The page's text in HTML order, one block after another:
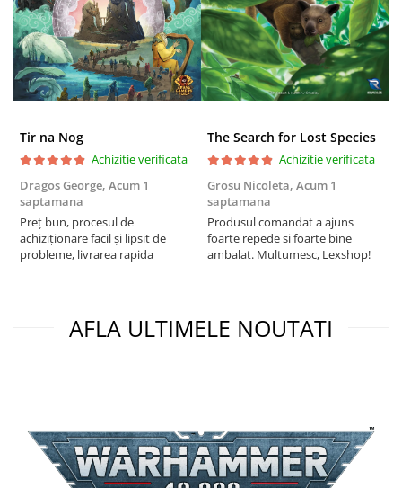
Puzzle 4000 piese
Puzzle 500 piese
4D Cityscape Time Puzzle
Puzzle 12 piese
Educative
Puzzle 300 piese
Puzzle
Puzzle 70 piese
Puzzle XXL
Puzzle 8000 piese
Puzzle 150 piese
Tir na Nog
Achizitie verificata
Dragos George, Acum 1
saptamana
Preț bun, procesul de
achiziționare facil și lipsit de
probleme, livrarea rapida
The Search for Lost Species
Achizitie verificata
Grosu Nicoleta, Acum 1
saptamana
Produsul comandat a ajuns
foarte repede si foarte bine
ambalat. Multumesc, Lexshop!
AFLA ULTIMELE NOUTATI